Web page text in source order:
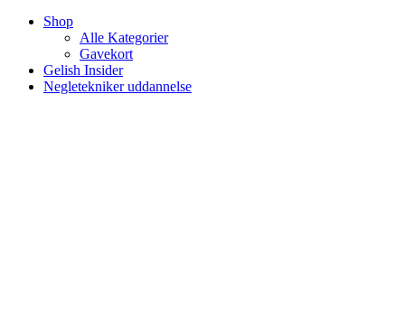
Shop
Alle Kategorier
Gavekort
Gelish Insider
Negletekniker uddannelse